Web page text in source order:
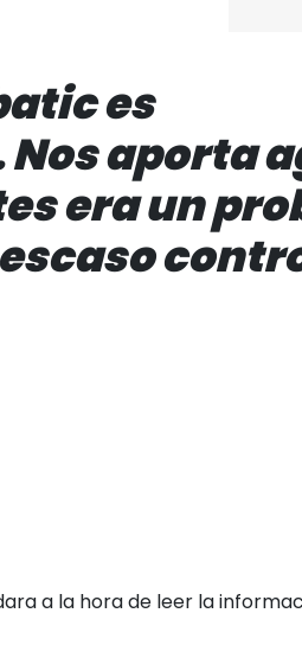
es
aporta
era un
a la hora de leer la